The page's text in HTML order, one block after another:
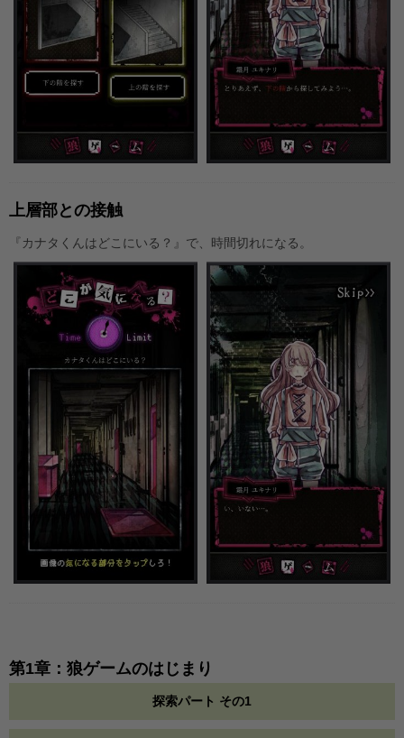
上層部との接触
『カナタくんはどこにいる？』で、時間切れになる。
第1章：狼ゲームのはじまり
探索パート その1